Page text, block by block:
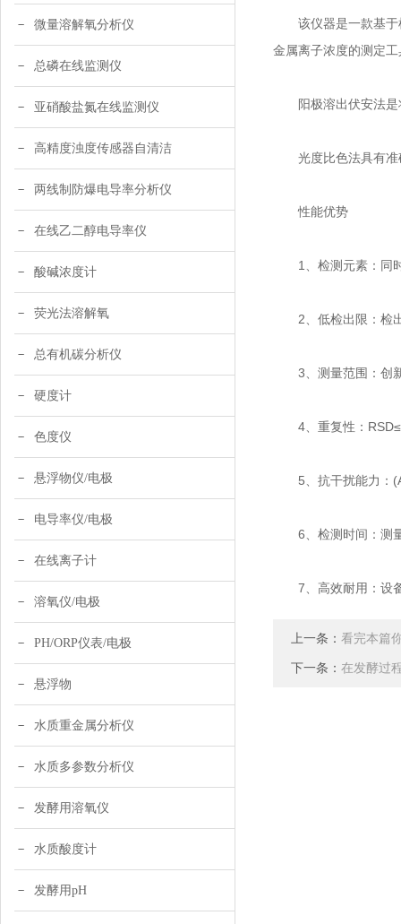
微量溶解氧分析仪
总磷在线监测仪
亚硝酸盐氮在线监测仪
高精度浊度传感器自清洁
两线制防爆电导率分析仪
在线乙二醇电导率仪
酸碱浓度计
荧光法溶解氧
总有机碳分析仪
硬度计
色度仪
悬浮物仪/电极
电导率仪/电极
在线离子计
溶氧仪/电极
PH/ORP仪表/电极
悬浮物
水质重金属分析仪
水质多参数分析仪
发酵用溶氧仪
水质酸度计
发酵用pH
该仪器是一款基于
金属离子浓度的测定工
阳极溶出伏安法是将
光度比色法具有准
性能优势
1、检测元素：同时
2、低检出限：检出
3、测量范围：创新
4、重复性：
5、抗干扰能力：(A)
6、检测时间：测量
7、高效耐用：设备
上一条： 看完本篇
下一条： 在发酵过